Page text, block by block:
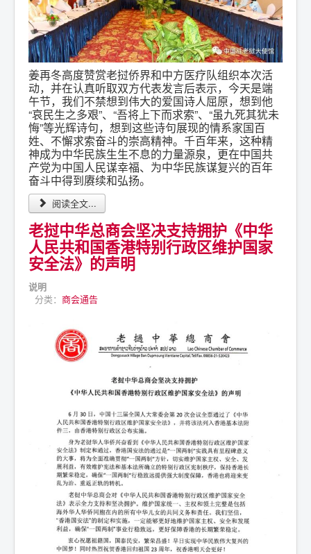
姜再冬高度赞赏老挝侨界和中方医疗队组织本次活
动，并在认真听取双方代表发言后表示，今天是端
午节，我们不禁想到伟大的爱国诗人屈原，想到他
“哀民生之多艰”、“吾将上下而求索”、“虽九死其犹未
悔”等光辉诗句，想到这些诗句展现的情系家国百
姓、不懈求索奋斗的崇高精神。千百年来，这种精
神成为中华民族生生不息的力量源泉，更在中国共
产党为中国人民谋幸福、为中华民族谋复兴的百年
奋斗中得到赓续和弘扬。
阅读全文...
老挝中华总商会坚决支持拥护《中华
人民共和国香港特别行政区维护国家
安全法》的声明
说明
分类： 商会通告